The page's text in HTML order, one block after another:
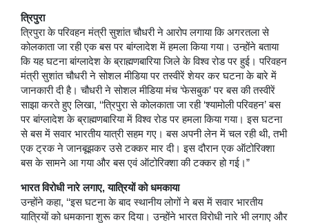
त्रिपुरा
त्रिपुरा के परिवहन मंत्री सुशांत चौधरी ने आरोप लगाया कि अगरतला से
कोलकाता जा रही एक बस पर बांग्लादेश में हमला किया गया। उन्होंने बताया
कि यह घटना बांग्लादेश के ब्राह्मणबारिया जिले के विश्व रोड पर हुई। परिवहन
मंत्री सुशांत चौधरी ने सोशल मीडिया पर तस्वीरें शेयर कर घटना के बारे में
जानकारी दी है। चौधरी ने सोशल मीडिया मंच ‘फेसबुक’ पर बस की तस्वीरें
साझा करते हुए लिखा, ‘‘त्रिपुरा से कोलकाता जा रही ‘श्यामोली परिवहन’ बस
पर बांग्लादेश के ब्राह्मणबारिया में विश्व रोड पर हमला किया गया। इस घटना
से बस में सवार भारतीय यात्री सहम गए। बस अपनी लेन में चल रही थी, तभी
एक ट्रक ने जानबूझकर उसे टक्कर मार दी। इस दौरान एक ऑटोरिक्शा
बस के सामने आ गया और बस एवं ऑटोरिक्शा की टक्कर हो गई।”
भारत विरोधी नारे लगाए, यात्रियों को धमकाया
उन्होंने कहा, ‘‘इस घटना के बाद स्थानीय लोगों ने बस में सवार भारतीय
यात्रियों को धमकाना शुरू कर दिया। उन्होंने भारत विरोधी नारे भी लगाए और